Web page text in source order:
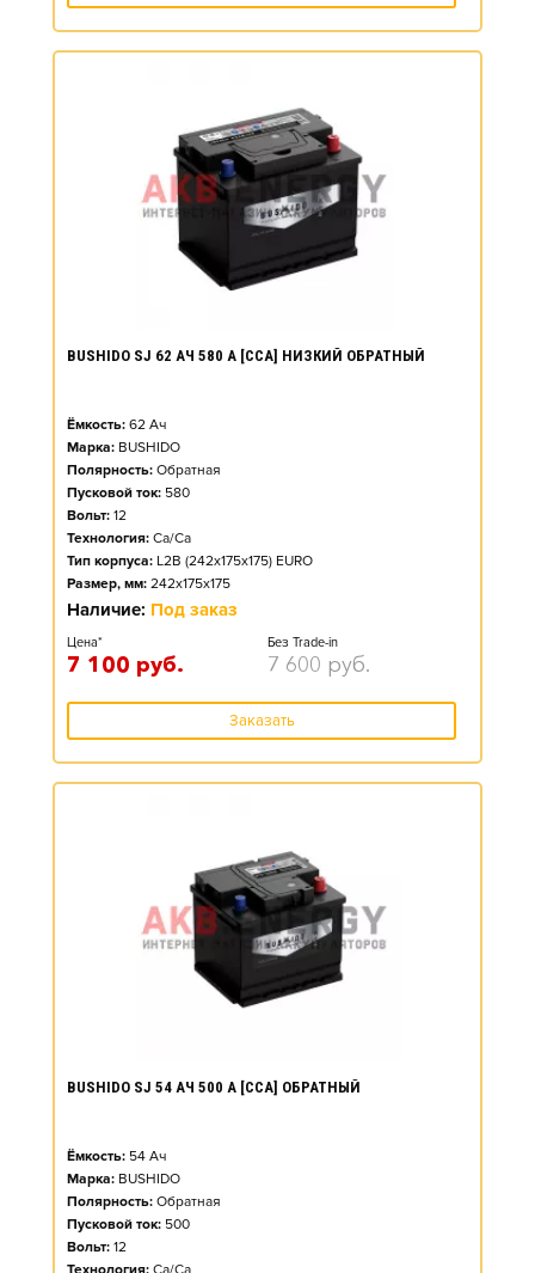
BUSHIDO SJ 62 АЧ 580 А [CCA] НИЗКИЙ ОБРАТНЫЙ
Ёмкость: 62 Ач
Марка: BUSHIDO
Полярность: Обратная
Пусковой ток: 580
Вольт: 12
Технология: Ca/Ca
Тип корпуса: L2B (242x175x175) EURO
Размер, мм: 242x175x175
Наличие: Под заказ
Цена*
7 100 руб.
Без Trade-in
7 600 руб.
Заказать
BUSHIDO SJ 54 АЧ 500 А [CCA] ОБРАТНЫЙ
Ёмкость: 54 Ач
Марка: BUSHIDO
Полярность: Обратная
Пусковой ток: 500
Вольт: 12